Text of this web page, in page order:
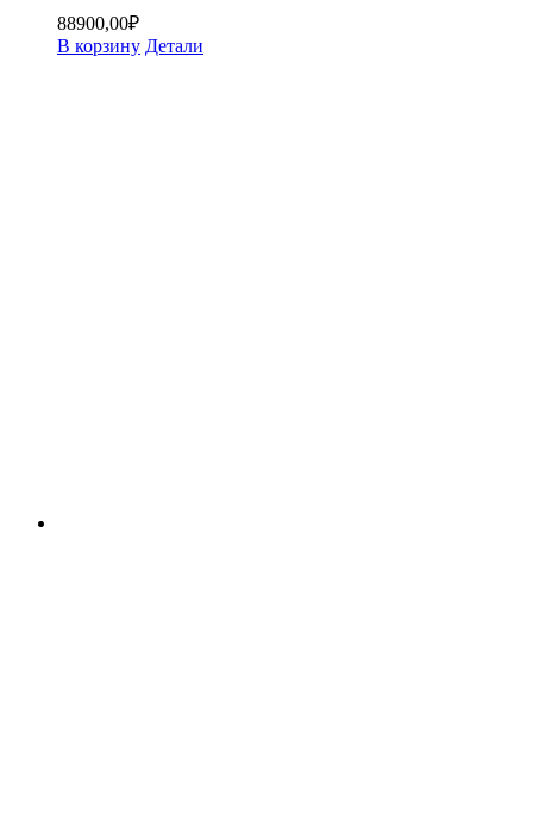
88900,00₽
В корзину Детали